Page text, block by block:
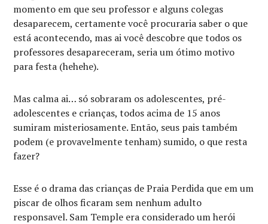
momento em que seu professor e alguns colegas
desaparecem, certamente você procuraria saber o que
está acontecendo, mas ai você descobre que todos os
professores desapareceram, seria um ótimo motivo
para festa (hehehe).
Mas calma ai… só sobraram os adolescentes, pré-
adolescentes e crianças, todos acima de 15 anos
sumiram misteriosamente. Então, seus pais também
podem (e provavelmente tenham) sumido, o que resta
fazer?
Esse é o drama das crianças de Praia Perdida que em um
piscar de olhos ficaram sem nenhum adulto
responsavel. Sam Temple era considerado um herói